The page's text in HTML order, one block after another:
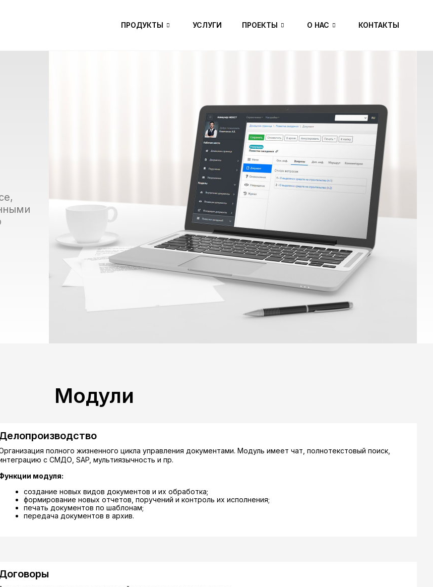
ПРОДУКТЫ УСЛУГИ ПРОЕКТЫ О НАС КОНТАКТЫ
Модули
полного жизненного цикла управления документами. Модуль имеет чат, полнотекстовый поиск,
с СМДО, SAP, мультиязычность и пр.
модуля:
создание новых видов документов и их обработка;
формирование новых отчетов, поручений и контроль их исполнения;
печать документов по шаблонам;
передача документов в архив.